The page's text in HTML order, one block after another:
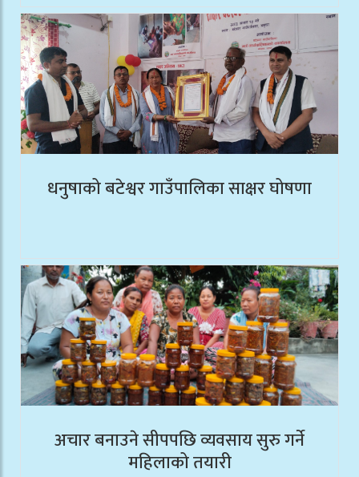
धनुषाको बटेश्वर गाउँपालिका साक्षर घोषणा
अचार बनाउने सीपपछि व्यवसाय सुरु गर्ने
महिलाको तयारी